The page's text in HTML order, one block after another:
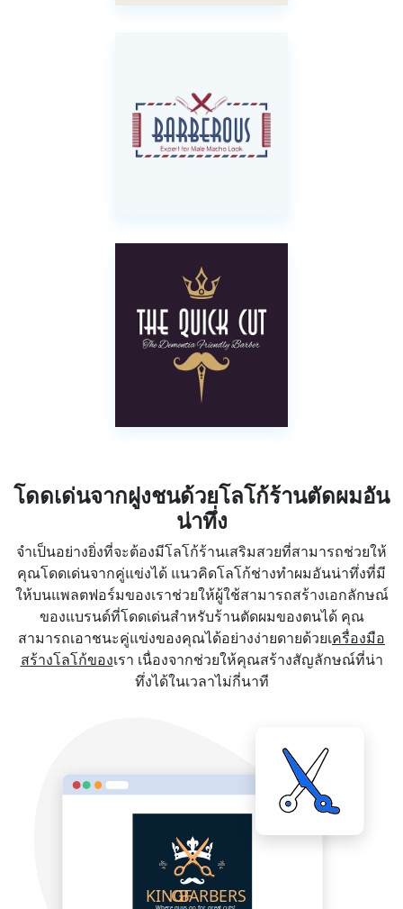
โดดเด่นจากฝูงชนด้วยโลโก้ร้านตัดผมอัน
น่าทึ่ง
จำเป็นอย่างยิ่งที่จะต้องมีโลโก้ร้านเสริมสวยที่สามารถช่วยให้
คุณโดดเด่นจากคู่แข่งได้ แนวคิดโลโก้ช่างทำผมอันน่าทึ่งที่มี
ให้บนแพลตฟอร์มของเราช่วยให้ผู้ใช้สามารถสร้างเอกลักษณ์
ของแบรนด์ที่โดดเด่นสำหรับร้านตัดผมของตนได้ คุณ
สามารถเอาชนะคู่แข่งของคุณได้อย่างง่ายดายด้วยเครื่องมือ
สร้างโลโก้ของเรา เนื่องจากช่วยให้คุณสร้างสัญลักษณ์ที่น่า
ทึ่งได้ในเวลาไม่กี่นาที